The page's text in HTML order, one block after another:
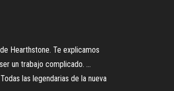
Hearthstone. Te explicamos
un trabajo complicado. ...
las legendarias de la nueva